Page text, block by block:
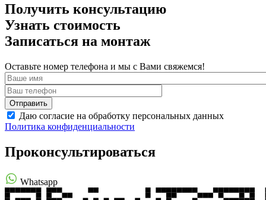
Получить консультацию
Узнать стоимость
Записаться на монтаж
Оставьте номер телефона и мы с Вами свяжемся!
Даю согласие на обработку персональных данных
Политика конфиденциальности
Проконсультироваться
Whatsapp